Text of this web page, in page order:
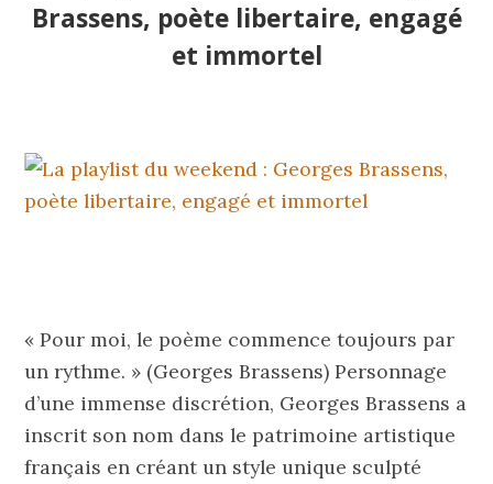
Brassens, poète libertaire, engagé
et immortel
« Pour moi, le poème commence toujours par
un rythme. » (Georges Brassens) Personnage
d’une immense discrétion, Georges Brassens a
inscrit son nom dans le patrimoine artistique
français en créant un style unique sculpté